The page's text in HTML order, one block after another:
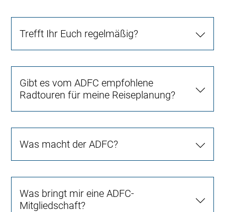
Trefft Ihr Euch regelmäßig?
Gibt es vom ADFC empfohlene
Radtouren für meine Reiseplanung?
Was macht der ADFC?
Was bringt mir eine ADFC-
Mitgliedschaft?